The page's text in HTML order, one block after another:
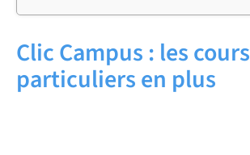
Clic Campus : les cours
particuliers en plus